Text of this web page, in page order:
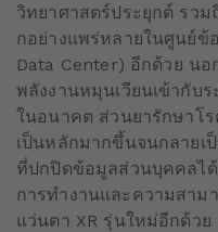
วิทยาศาสตร์ประยุกต์ รว
กอย่างแพร่หลายในศูนย์
Data Center) อีกด้วย น
พลังงานหมุนเวียนเข้ากับ
ในอนาคต ส่วนยารักษาโ
เป็นหลักมากขึ้นจนกลายเ
ที่ปกปิดข้อมูลส่วนบุคคลไ
การทำงานและความสาม
แว่นตา XR รุ่นใหม่อีกด้วย